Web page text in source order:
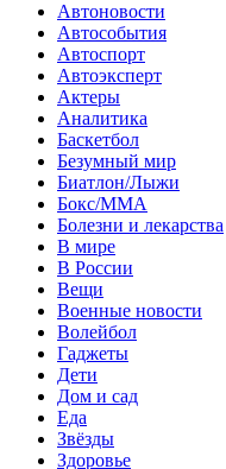
Автоновости
Автособытия
Автоспорт
Автоэксперт
Актеры
Аналитика
Баскетбол
Безумный мир
Биатлон/Лыжи
Бокс/MMA
Болезни и лекарства
В мире
В России
Вещи
Военные новости
Волейбол
Гаджеты
Дети
Дом и сад
Еда
Звёзды
Здоровье